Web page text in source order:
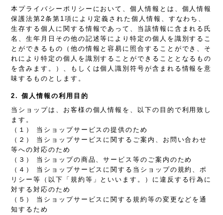
本プライバシーポリシーにおいて、個人情報とは、個人情報
保護法第2条第1項により定義された個人情報、すなわち、
生存する個人に関する情報であって、当該情報に含まれる氏
名、生年月日その他の記述等により特定の個人を識別するこ
とができるもの（他の情報と容易に照合することができ、そ
れにより特定の個人を識別することができることとなるもの
を含みます。）、もしくは個人識別符号が含まれる情報を意
味するものとします。
2. 個人情報の利用目的
当ショップは、お客様の個人情報を、以下の目的で利用致し
ます。
（１） 当ショップサービスの提供のため
（２） 当ショップサービスに関するご案内、お問い合わせ
等への対応のため
（３） 当ショップの商品、サービス等のご案内のため
（４） 当ショップサービスに関する当ショップの規約、ポ
リシー等（以下「規約等」といいます。）に違反する行為に
対する対応のため
（５） 当ショップサービスに関する規約等の変更などを通
知するため